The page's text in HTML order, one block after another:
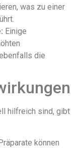
was zu einer
Einige
die
hilfreich sind, gibt
können